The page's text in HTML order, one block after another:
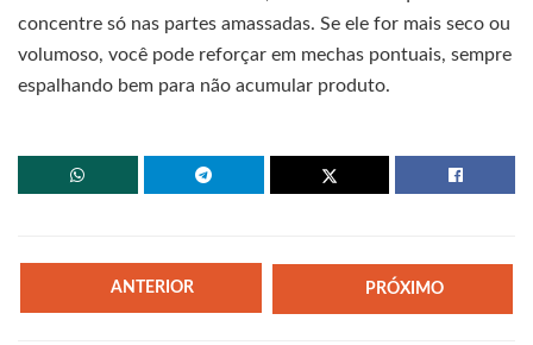
concentre só nas partes amassadas. Se ele for mais seco ou
volumoso, você pode reforçar em mechas pontuais, sempre
espalhando bem para não acumular produto.
ANTERIOR PRÓXIMO